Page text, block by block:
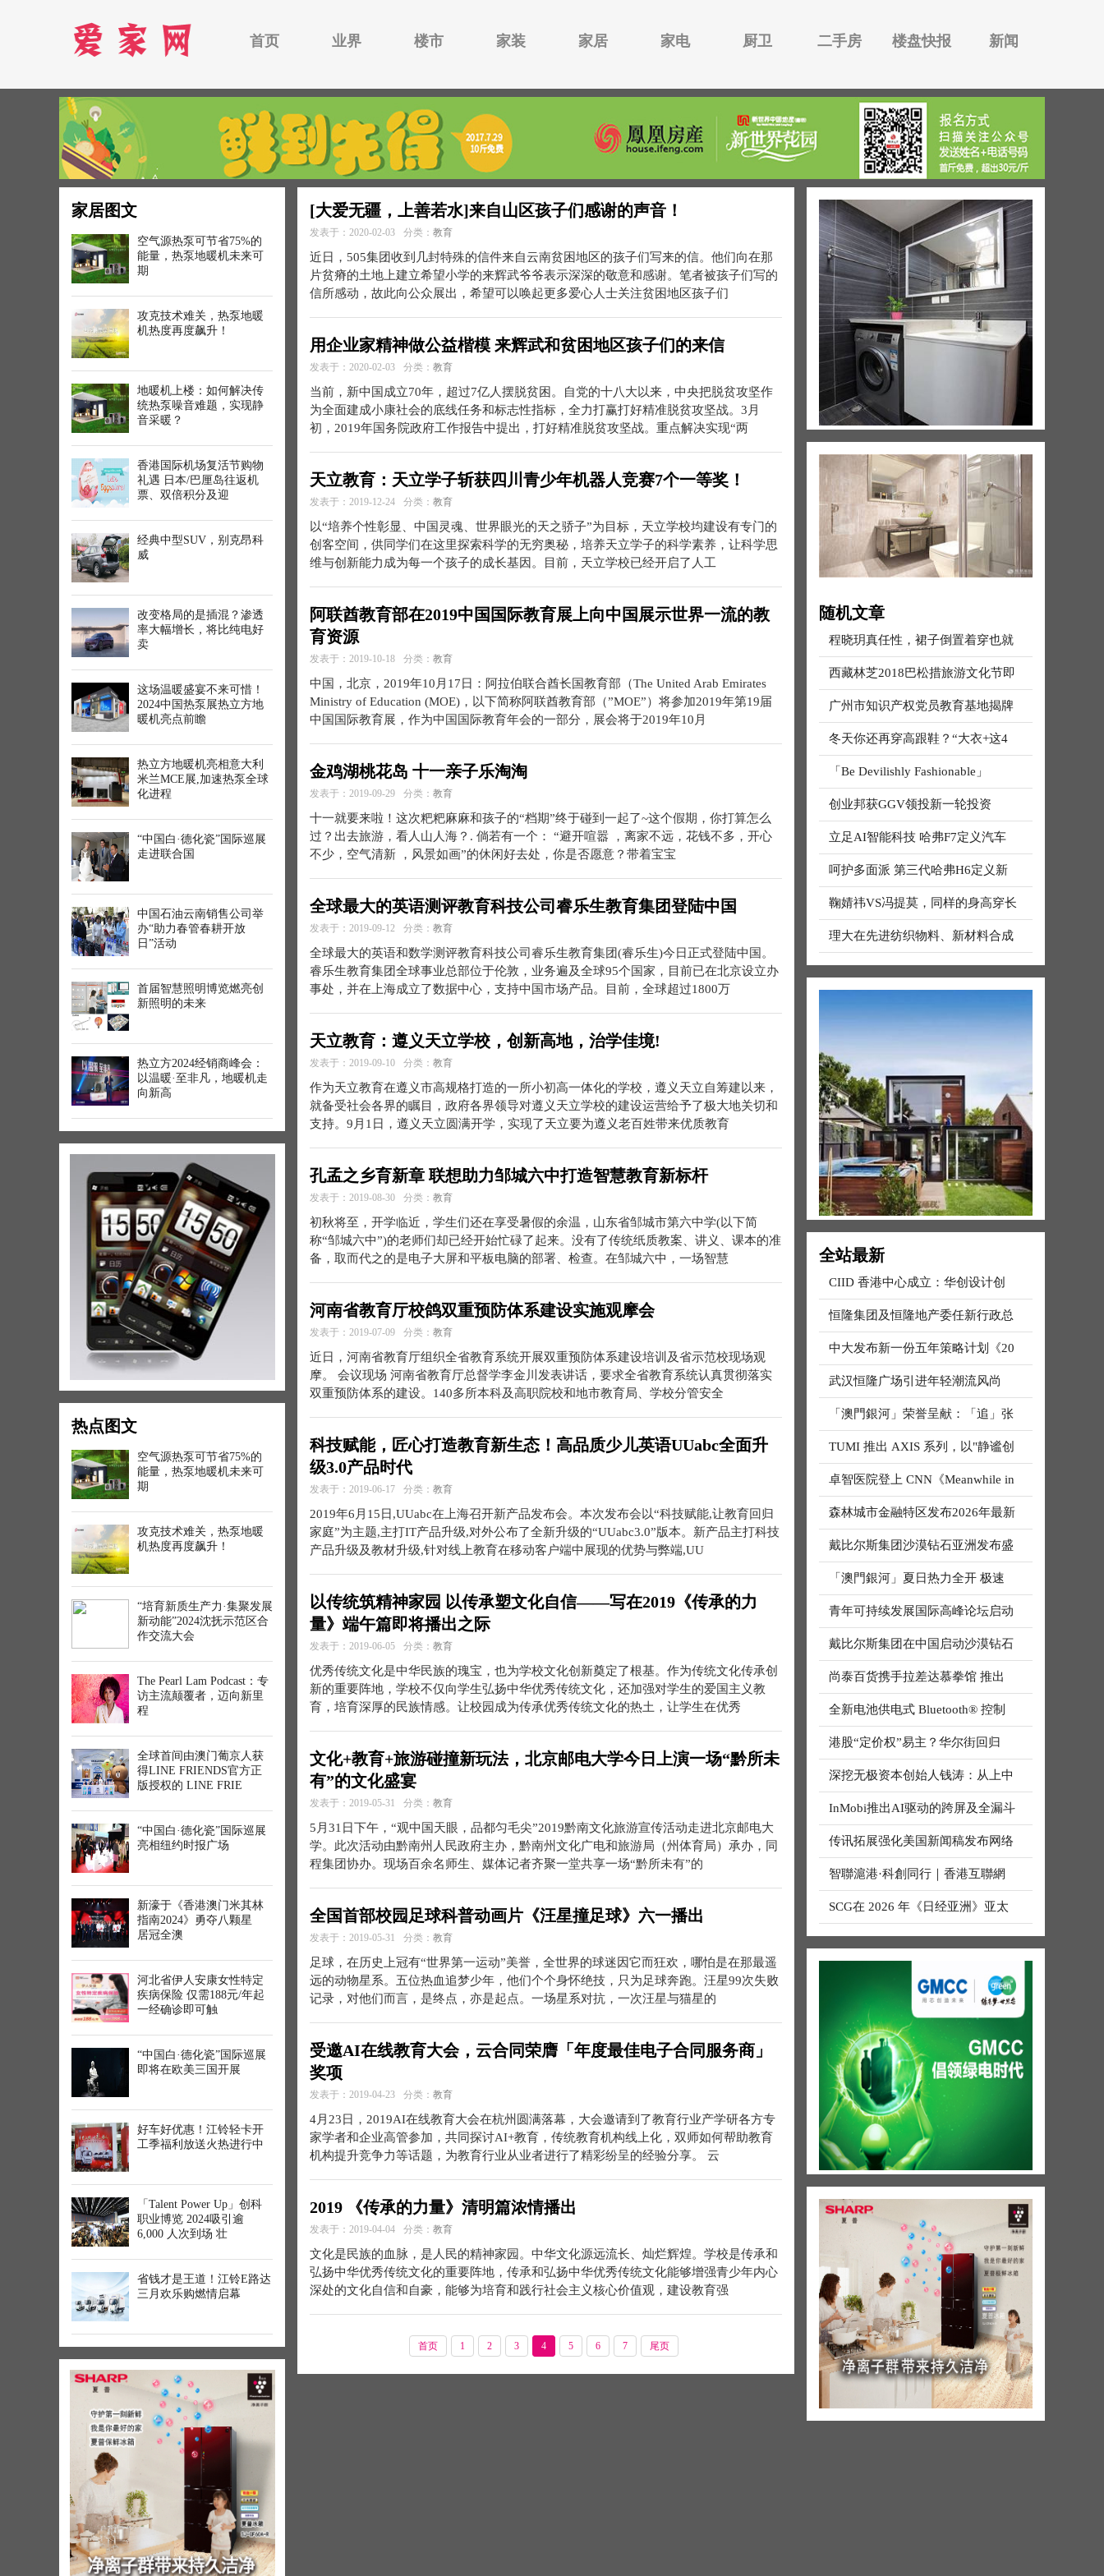
首页 业界 楼市 家装 家居 家电 厨卫 二手房 楼盘快报 新闻
家居图文
空气源热泵可节省75%的
能量，热泵地暖机未来可
期
攻克技术难关，热泵地暖
机热度再度飙升！
地暖机上楼：如何解决传
统热泵噪音难题，实现静
音采暖？
香港国际机场复活节购物
礼遇 日本/巴厘岛往返机
票、双倍积分及迎
经典中型SUV，别克昂科
威
改变格局的是插混？渗透
率大幅增长，将比纯电好
卖
这场温暖盛宴不来可惜！​
2024中国热泵展热立方地
暖机亮点前瞻
热立方地暖机亮相意大利
米兰MCE展,加速热泵全球
化进程
“中国白·德化瓷”国际巡展
走进联合国
中国石油云南销售公司举
办“助力春管春耕开放
日”活动
首届智慧照明博览燃亮创
新照明的未来
热立方2024经销商峰会：
以温暖·至非凡，地暖机走
向新高
热点图文
空气源热泵可节省75%的
能量，热泵地暖机未来可
期
攻克技术难关，热泵地暖
机热度再度飙升！
“培育新质生产力·集聚发展
新动能”2024沈抚示范区合
作交流大会
The Pearl Lam Podcast：专
访主流颠覆者，迈向新里
程
全球首间由澳门葡京人获
得LINE FRIENDS官方正
版授权的 LINE FRIE
“中国白·德化瓷”国际巡展
亮相纽约时报广场
新濠于《香港澳门米其林
指南2024》勇夺八颗星
居冠全澳
河北省伊人安康女性特定
疾病保险 仅需188元/年起
一经确诊即可触
“中国白·德化瓷”国际巡展
即将在欧美三国开展
好车好优惠！江铃轻卡开
工季福利放送火热进行中
「Talent Power Up」创科
职业博览 2024吸引逾
6,000 人次到场 壮
省钱才是王道！江铃E路达
三月欢乐购燃情启幕
[大爱无疆，上善若水]来自山区孩子们感谢的声音！
发表于：2020-02-03 分类： 教育
近日，505集团收到几封特殊的信件来自云南贫困地区的孩子们写来的信。他们向在那
片贫瘠的土地上建立希望小学的来辉武爷爷表示深深的敬意和感谢。笔者被孩子们写的
信所感动，故此向公众展出，希望可以唤起更多爱心人士关注贫困地区孩子们
用企业家精神做公益楷模 来辉武和贫困地区孩子们的来信
发表于：2020-02-03 分类： 教育
当前，新中国成立70年，超过7亿人摆脱贫困。自党的十八大以来，中央把脱贫攻坚作
为全面建成小康社会的底线任务和标志性指标，全力打赢打好精准脱贫攻坚战。3月
初，2019年国务院政府工作报告中提出，打好精准脱贫攻坚战。重点解决实现“两
天立教育：天立学子斩获四川青少年机器人竞赛7个一等奖！
发表于：2019-12-24 分类： 教育
以“培养个性彰显、中国灵魂、世界眼光的天之骄子”为目标，天立学校均建设有专门的
创客空间，供同学们在这里探索科学的无穷奥秘，培养天立学子的科学素养，让科学思
维与创新能力成为每一个孩子的成长基因。目前，天立学校已经开启了人工
阿联酋教育部在2019中国国际教育展上向中国展示世界一流的教
育资源
发表于：2019-10-18 分类： 教育
​中国，北京，2019年10月17日：阿拉伯联合酋长国教育部（The United Arab Emirates
Ministry of Education (MOE)，以下简称阿联酋教育部（”MOE”）将参加2019年第19届
中国国际教育展，作为中国国际教育年会的一部分，展会将于2019年10月
金鸡湖桃花岛 十一亲子乐淘淘
发表于：2019-09-29 分类： 教育
十一就要来啦！这次粑粑麻麻和孩子的“档期”终于碰到一起了~这个假期，你打算怎么
过？出去旅游，看人山人海？. 倘若有一个： “避开喧嚣 ，离家不远，花钱不多，开心
不少，空气清新 ，风景如画”的休闲好去处，你是否愿意？带着宝宝
全球最大的英语测评教育科技公司睿乐生教育集团登陆中国
发表于：2019-09-12 分类： 教育
全球最大的英语和数学测评教育科技公司睿乐生教育集团(睿乐生)今日正式登陆中国。
睿乐生教育集团全球事业总部位于伦敦，业务遍及全球95个国家，目前已在北京设立办
事处，并在上海成立了数据中心，支持中国市场产品。目前，全球超过1800万
天立教育：遵义天立学校，创新高地，治学佳境!
发表于：2019-09-10 分类： 教育
作为天立教育在遵义市高规格打造的一所小初高一体化的学校，遵义天立自筹建以来，
就备受社会各界的瞩目，政府各界领导对遵义天立学校的建设运营给予了极大地关切和
支持。9月1日，遵义天立圆满开学，实现了天立要为遵义老百姓带来优质教育
孔孟之乡育新章 联想助力邹城六中打造智慧教育新标杆
发表于：2019-08-30 分类： 教育
初秋将至，开学临近，学生们还在享受暑假的余温，山东省邹城市第六中学(以下简
称“邹城六中”)的老师们却已经开始忙碌了起来。没有了传统纸质教案、讲义、课本的准
备，取而代之的是电子大屏和平板电脑的部署、检查。在邹城六中，一场智慧
河南省教育厅校鸽双重预防体系建设实施观摩会
发表于：2019-07-09 分类： 教育
近日，河南省教育厅组织全省教育系统开展双重预防体系建设培训及省示范校现场观
摩。 会议现场 河南省教育厅总督学李金川发表讲话，要求全省教育系统认真贯彻落实
双重预防体系的建设。140多所本科及高职院校和地市教育局、学校分管安全
科技赋能，匠心打造教育新生态！高品质少儿英语UUabc全面升
级3.0产品时代
发表于：2019-06-17 分类： 教育
2019年6月15日,UUabc在上海召开新产品发布会。本次发布会以“科技赋能,让教育回归
家庭”为主题,主打IT产品升级,对外公布了全新升级的“UUabc3.0”版本。新产品主打科技
产品升级及教材升级,针对线上教育在移动客户端中展现的优势与弊端,UU
以传统筑精神家园 以传承塑文化自信——写在2019《传承的力
量》端午篇即将播出之际
发表于：2019-06-05 分类： 教育
优秀传统文化是中华民族的瑰宝，也为学校文化创新奠定了根基。作为传统文化传承创
新的重要阵地，学校不仅向学生弘扬中华优秀传统文化，还加强对学生的爱国主义教
育，培育深厚的民族情感。让校园成为传承优秀传统文化的热土，让学生在优秀
文化+教育+旅游碰撞新玩法，北京邮电大学今日上演一场“黔所未
有”的文化盛宴
发表于：2019-05-31 分类： 教育
5月31日下午，“观中国天眼，品都匀毛尖”2019黔南文化旅游宣传活动走进北京邮电大
学。此次活动由黔南州人民政府主办，黔南州文化广电和旅游局（州体育局）承办，同
程集团协办。现场百余名师生、媒体记者齐聚一堂共享一场“黔所未有”的
全国首部校园足球科普动画片《汪星撞足球》六一播出
发表于：2019-05-31 分类： 教育
足球，在历史上冠有“世界第一运动”美誉，全世界的球迷因它而狂欢，哪怕是在那最遥
远的动物星系。五位热血追梦少年，他们个个身怀绝技，只为足球奔跑。汪星99次失败
记录，对他们而言，是终点，亦是起点。一场星系对抗，一次汪星与猫星的
受邀AI在线教育大会，云合同荣膺「年度最佳电子合同服务商」
奖项
发表于：2019-04-23 分类： 教育
4月23日，2019AI在线教育大会在杭州圆满落幕，大会邀请到了教育行业产学研各方专
家学者和企业高管参加，共同探讨AI+教育，传统教育机构线上化，双师如何帮助教育
机构提升竞争力等话题，为教育行业从业者进行了精彩纷呈的经验分享。 云
2019 《传承的力量》清明篇浓情播出
发表于：2019-04-04 分类： 教育
文化是民族的血脉，是人民的精神家园。中华文化源远流长、灿烂辉煌。学校是传承和
弘扬中华优秀传统文化的重要阵地，传承和弘扬中华优秀传统文化能够增强青少年内心
深处的文化自信和自豪，能够为培育和践行社会主义核心价值观，建设教育强
首页 1 2 3 4 5 6 7 尾页
随机文章
程晓玥真任性，裙子倒置着穿也就
西藏林芝2018巴松措旅游文化节即
广州市知识产权党员教育基地揭牌
冬天你还再穿高跟鞋？“大衣+这4
「Be Devilishly Fashionable」
创业邦获GGV领投新一轮投资
立足AI智能科技 哈弗F7定义汽车
呵护多面派 第三代哈弗H6定义新
鞠婧祎VS冯提莫，同样的身高穿长
理大在先进纺织物料、新材料合成
全站最新
CIID 香港中心成立：华创设计创
恒隆集团及恒隆地产委任新行政总
中大发布新一份五年策略计划《20
武汉恒隆广场引进年轻潮流风尚
「澳門銀河」荣誉呈献：「追」张
TUMI 推出 AXIS 系列，以"静谧创
卓智医院登上 CNN《Meanwhile in
森林城市金融特区发布2026年最新
戴比尔斯集团沙漠钻石亚洲发布盛
「澳門銀河」夏日热力全开 极速
青年可持续发展国际高峰论坛启动
戴比尔斯集团在中国启动沙漠钻石
尚泰百货携手拉差达慕拳馆 推出
全新电池供电式 Bluetooth® 控制
港股“定价权”易主？华尔街回归
深挖无极资本创始人钱涛：从上中
InMobi推出AI驱动的跨屏及全漏斗
传讯拓展强化美国新闻稿发布网络
智聯滬港·科創同行｜香港互聯網
SCG在 2026 年《日经亚洲》亚太